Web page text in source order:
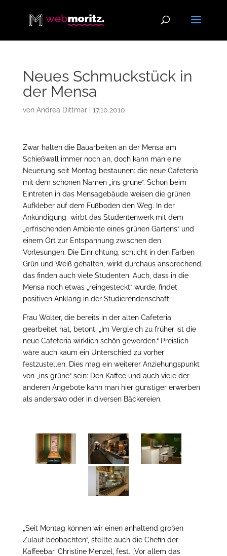
Neues Schmuckstück in
der Mensa
von Andrea Dittmar| 17.10.2010
Zwar halten die Bauarbeiten an der Mensa am
Schießwall immer noch an, doch kann man eine
Neuerung seit Montag bestaunen: die neue Cafeteria
mit dem schönen Namen „ins grüne“. Schon beim
Eintreten in das Mensagebäude weisen die grünen
Aufkleber auf dem Fußboden den Weg. In der
Ankündigung wirbt das Studentenwerk mit dem
„erfrischenden Ambiente eines grünen Gartens“ und
einem Ort zur Entspannung zwischen den
Vorlesungen. Die Einrichtung, schlicht in den Farben
Grün und Weiß gehalten, wirkt durchaus ansprechend,
das finden auch viele Studenten. Auch, dass in die
Mensa noch etwas „reingesteckt“ wurde, findet
positiven Anklang in der Studierendenschaft.
Frau Wolter, die bereits in der alten Cafeteria
gearbeitet hat, betont: „Im Vergleich zu früher ist die
neue Cafeteria wirklich schön geworden.“ Preislich
wäre auch kaum ein Unterschied zu vorher
festzustellen. Dies mag ein weiterer Anziehungspunkt
von „ins grüne“ sein: Den Kaffee und auch viele der
anderen Angebote kann man hier günstiger erwerben
als anderswo oder in diversen Bäckereien.
„Seit Montag können wir einen anhaltend großen
Zulauf beobachten“, stellte auch die Chefin der
Kaffeebar, Christine Menzel, fest. „Vor allem das